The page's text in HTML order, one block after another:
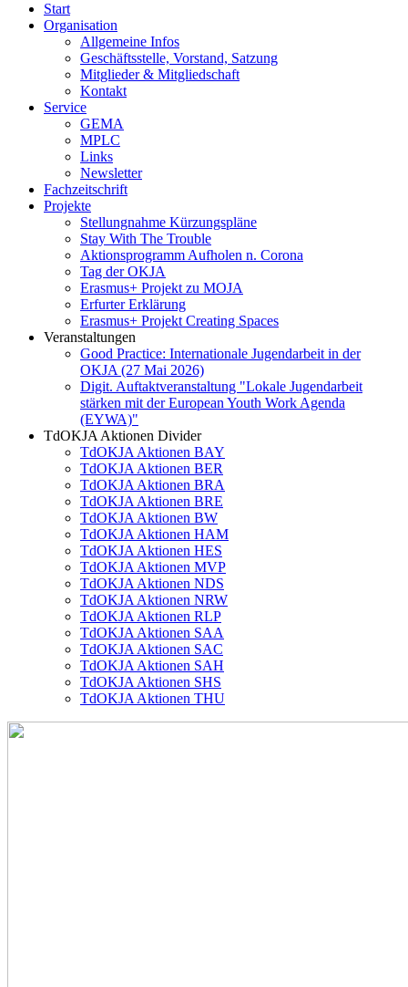
Start
Organisation
Allgemeine Infos
Geschäftsstelle, Vorstand, Satzung
Mitglieder & Mitgliedschaft
Kontakt
Service
GEMA
MPLC
Links
Newsletter
Fachzeitschrift
Projekte
Stellungnahme Kürzungspläne
Stay With The Trouble
Aktionsprogramm Aufholen n. Corona
Tag der OKJA
Erasmus+ Projekt zu MOJA
Erfurter Erklärung
Erasmus+ Projekt Creating Spaces
Veranstaltungen
Good Practice: Internationale Jugendarbeit in der
OKJA (27 Mai 2026)
Digit. Auftaktveranstaltung "Lokale Jugendarbeit
stärken mit der European Youth Work Agenda
(EYWA)"
TdOKJA Aktionen Divider
TdOKJA Aktionen BAY
TdOKJA Aktionen BER
TdOKJA Aktionen BRA
TdOKJA Aktionen BRE
TdOKJA Aktionen BW
TdOKJA Aktionen HAM
TdOKJA Aktionen HES
TdOKJA Aktionen MVP
TdOKJA Aktionen NDS
TdOKJA Aktionen NRW
TdOKJA Aktionen RLP
TdOKJA Aktionen SAA
TdOKJA Aktionen SAC
TdOKJA Aktionen SAH
TdOKJA Aktionen SHS
TdOKJA Aktionen THU